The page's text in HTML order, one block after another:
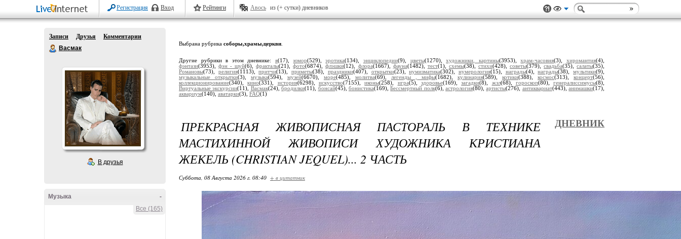
Регистрация Вход Рейтинги Авось из (+ сутки) дневников
Записи Друзья
Комментарии
Васмак
В друзья
-
Музыка
Все (165)
Выбрана рубрика соборы,храмы,церкви
Другие рубрики в этом дневнике:я(17), юмор(529),эротика(134), энциклопедии(9), цветы(1270),художники, картины(3953),храм-часовня(3),хиромантия(4),
фэнтази(3953),фэн - шуй(6),фракталы(21),фото(6874),флэшки(12), флора(1667), фауна(1482), тест(1), схемы(38), стихи(428), советы(379),свадьба(35),салаты(35),
Романовы(73), религия(1113),притчи(13),приметы(38), праздники(407), открытки(23),нумизматика(302), нумерология(15), награды(4),награды(38),мультики(9),
музыкальные открытки(3), музыка(594), музей(6670), море(485), молитва(69), легенды , мифы(1682), кулинария(589), котики(388), космос(313), концерт(56),
коллекционирование(340),кино(331), история(6298), искусство(7155),иконы(258), игра(5), здоровье(169),загадки(8), жзл(68), гороскоп(80),генералиссимусы(8),
Виртуальные экскурсии(11), Васмак(24),бродилки(11), бонсай(45), бонистика(169),Бессмертный полк(6), астрология(80),артисты(276), антиквариат(443),анимашки(17),
аквариум(140), аватарки(3), FAQ(1)
ПРЕКРАСНАЯ ЖИВОПИСНАЯ ПАСТОРАЛЬ В ТЕХНИКЕ
МАСТИХИННОЙ ЖИВОПИСИ ХУДОЖНИКА КРИСТИАНА
ЖЕКЕЛЬ (CHRISTIAN JEQUEL)... 2 ЧАСТЬ
ДНЕВНИК
Суббота, 08 Августа 2026 г. 08:40 + в цитатник